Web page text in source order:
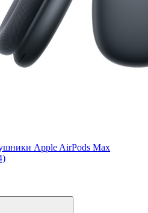
Apple AirPods Max